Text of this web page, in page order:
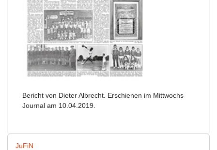
Bericht von Dieter Albrecht. Erschienen im Mittwochs
Journal am 10.04.2019.
JuFiN